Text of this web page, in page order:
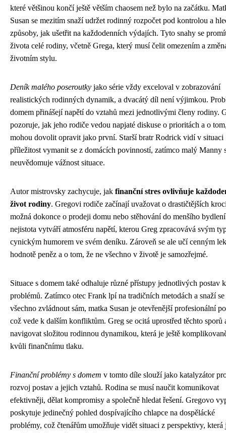
které většinou končí ještě větším chaosem než bylo na začátku.
Susan se mezitím snaží udržet rodinný rozpočet pod kontrolou a
způsoby, jak ušetřit na každodenních výdajích. Tyto snahy se
života celé rodiny, včetně Grega, který musí čelit omezením a
životním stylu.
Deník malého poseroutky jako série vždy exceloval v zobrazování
realistických rodinných dynamik, a dvacátý díl není výjimkou.
domem přinášejí napětí do vztahů mezi jednotlivými členy rodiny.
pozoruje, jak jeho rodiče vedou napjaté diskuse o prioritách a o
mohou dovolit opravit jako první. Starší bratr Rodrick vidí v situaci
příležitost vymanit se z domácích povinností, zatímco malý Manny
neuvědomuje vážnost situace.
Autor mistrovsky zachycuje, jak finanční stres ovlivňuje
život rodiny. Gregovi rodiče začínají uvažovat o drastičtějších
možná dokonce o prodeji domu nebo stěhování do menšího
nejistota vytváří atmosféru napětí, kterou Greg zpracovává svým
cynickým humorem ve svém deníku. Zároveň se ale učí cenným
hodnotě peněz a o tom, že ne všechno v životě je samozřejmé.
Situace s domem také odhaluje různé přístupy jednotlivých postav
problémů. Zatímco otec Frank lpí na tradičních metodách a snaží se
všechno zvládnout sám, matka Susan je otevřenější profesionální
což vede k dalším konfliktům. Greg se ocitá uprostřed těchto sporů
navigovat složitou rodinnou dynamikou, která je ještě
kvůli finančnímu tlaku.
Finanční problémy s domem v tomto díle slouží jako katalyzátor
rozvoj postav a jejich vztahů. Rodina se musí naučit komunikovat
efektivněji, dělat kompromisy a společně hledat řešení. Gregovo
poskytuje jedinečný pohled dospívajícího chlapce na dospělácké
problémy, což čtenářům umožňuje vidět situaci z perspektivy, která